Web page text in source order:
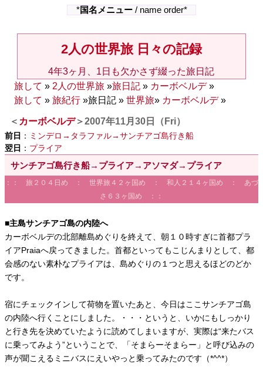
*国名メニュー/ name order*
2人の世界旅 日々の記録
4年3ヶ月、1日も欠かさず綴った旅日記
旅して » 2人の世界旅 »旅日記 » カーボベルデ»
旅して » 旅紀行 »旅日記 » 世界旅» カーボベルデ»
＜ カーボベルデ＞2007年11月30日（Fri）
前日 ： ミンデロ→タラファル→サンチアゴ島行き船
翌日 ： プライア
サンチアゴ島行き船→プライア→アソマダ→プライア
：： 旅２０４日め ： 世界旅４２ヶ国め ： 和人２１４ヶ国め ： あづ
さ６３ヶ国め ：：
■主島サンチアゴ島の内陸へ
カーボベルデの北部離島めぐりを終えて、朝１０時すぎに首都プラ
イアPraiaへ戻ってきました。首都といってもこじんまりとして、都
会感のない素朴なプライアは、島めぐりの１つと思えるほどのどか
です。
宿にチェックインして荷物を置いたあと、今日はここサンチアゴ島
の内陸へ行くことにしました。・・・というと、いかにもしっかり
と行き先を決めていたように読めてしまいますが、実際は“来たバス
に乗ってみよう”ということで、「そまらーそまらー」と呼び込みの
声が聞こえるミニバスにえいやっと乗ってみたのです（*^^*）